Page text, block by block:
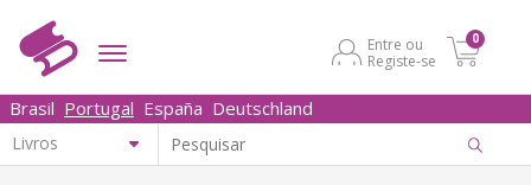
Entre ou
Registe-se
0
Brasil Portugal España Deutschland